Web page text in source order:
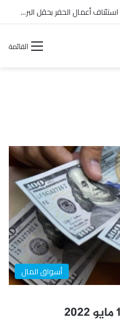
وزير البترول ومحافظ أسوان يتفقدان استئناف أعمال الحفر بحقل البركة بعد توقف منذ عام 2022
القائمة
أسواق المال